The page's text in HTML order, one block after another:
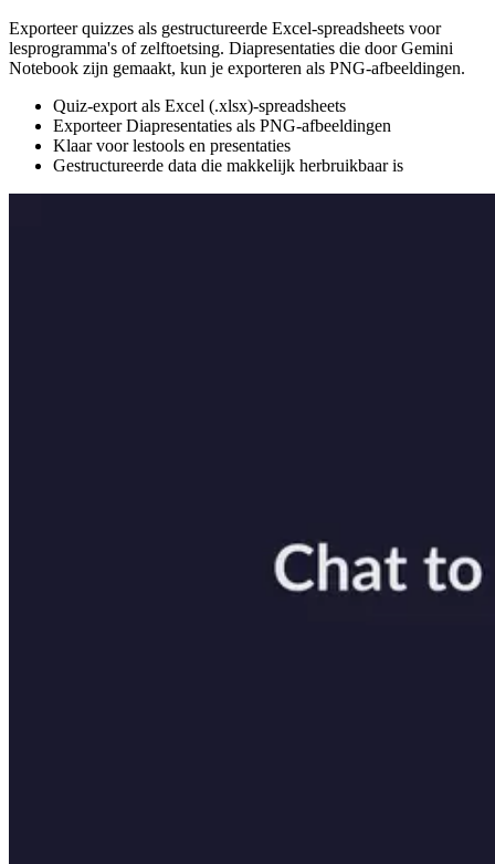
Exporteer quizzes als gestructureerde Excel-spreadsheets voor
lesprogramma's of zelftoetsing. Diapresentaties die door Gemini
Notebook zijn gemaakt, kun je exporteren als PNG-afbeeldingen.
Quiz-export als Excel (.xlsx)-spreadsheets
Exporteer Diapresentaties als PNG-afbeeldingen
Klaar voor lestools en presentaties
Gestructureerde data die makkelijk herbruikbaar is